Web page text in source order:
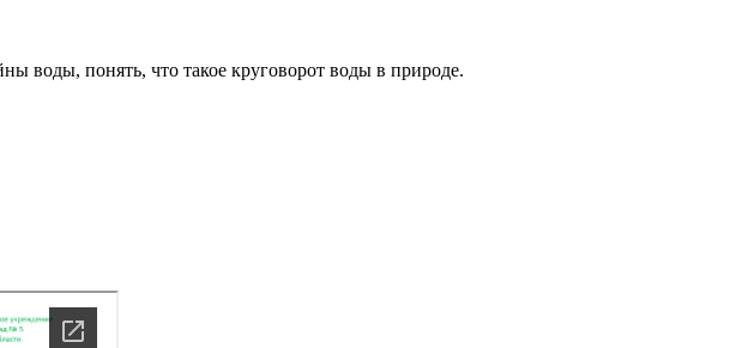
воды, понять, что такое круговорот воды в природе.